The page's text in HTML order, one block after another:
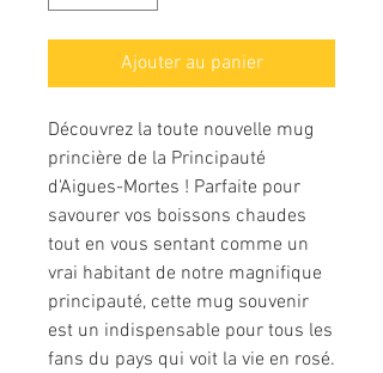
Ajouter au panier
Découvrez la toute nouvelle mug
princière de la Principauté
d'Aigues-Mortes ! Parfaite pour
savourer vos boissons chaudes
tout en vous sentant comme un
vrai habitant de notre magnifique
principauté, cette mug souvenir
est un indispensable pour tous les
fans du pays qui voit la vie en rosé.